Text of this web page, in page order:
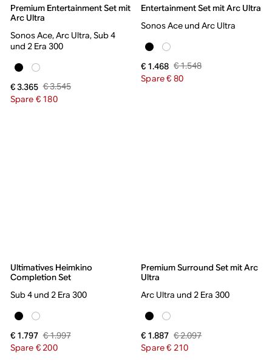
Premium Entertainment Set mit
Arc Ultra
Sonos Ace, Arc Ultra, Sub 4
und 2 Era 300
€ 3.365 € 3.545
Spare € 180
Entertainment Set mit Arc Ultra
Sonos Ace und Arc Ultra
€ 1.468 € 1.548
Spare € 80
Ultimatives Heimkino
Completion Set
Sub 4 und 2 Era 300
€ 1.797 € 1.997
Spare € 200
Premium Surround Set mit Arc
Ultra
Arc Ultra und 2 Era 300
€ 1.887 € 2.097
Spare € 210